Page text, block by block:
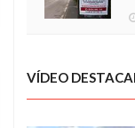
VÍDEO